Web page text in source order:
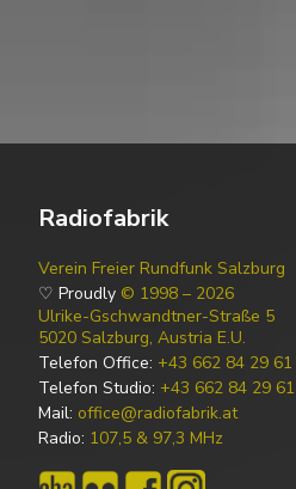
Radiofabrik
Verein Freier Rundfunk Salzburg
♡ Proudly © 1998 – 2026
Ulrike-Gschwandtner-Straße 5
5020 Salzburg, Austria E.U.
Telefon Office: +43 662 84 29 61
Telefon Studio: +43 662 84 29
Mail: office@radiofabrik.at
Radio: 107,5 & 97,3 MHz